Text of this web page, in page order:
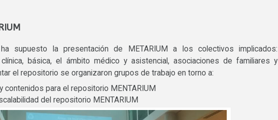
supuesto la presentación de METARIUM a los colectivos implicados:
clínica, básica, el ámbito médico y asistencial, asociaciones de familiares y
el repositorio se organizaron grupos de trabajo en torno a:
contenidos para el repositorio MENTARIUM
del repositorio MENTARIUM